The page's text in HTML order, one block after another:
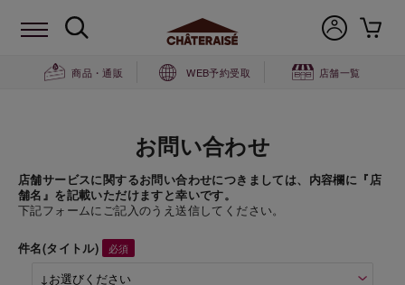
商品・通販 WEB予約受取 店舗一覧
お問い合わせ
店舗サービスに関するお問い合わせにつきましては、内容欄に『店
舗名』を記載いただけますと幸いです。
下記フォームにご記入のうえ送信してください。
件名(タイトル)